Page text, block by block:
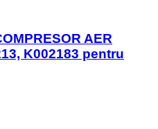
AER
K002183 pentru